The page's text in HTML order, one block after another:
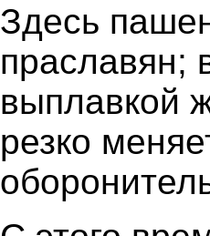
Здесь
праславян;
выплавкой
резко